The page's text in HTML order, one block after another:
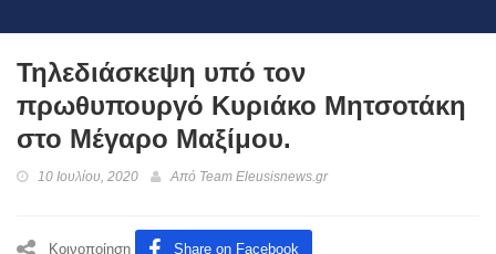
Τηλεδιάσκεψη υπό τον
πρωθυπουργό Κυριάκο Μητσοτάκη
στο Μέγαρο Μαξίμου.
10 Ιουλίου, 2020 Από Team Eleusisnews.gr
Κοινοποίηση Share on Facebook